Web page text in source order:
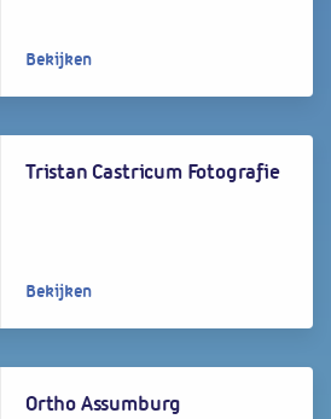
Bekijken
Tristan Castricum Fotografie
Bekijken
Ortho Assumburg